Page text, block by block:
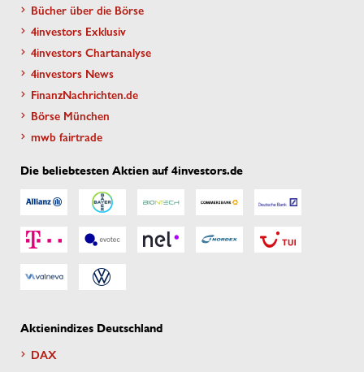
Bücher über die Börse
4investors Exklusiv
4investors Chartanalyse
4investors News
FinanzNachrichten.de
Börse München
mwb fairtrade
Die beliebtesten Aktien auf 4investors.de
Aktienindizes Deutschland
DAX